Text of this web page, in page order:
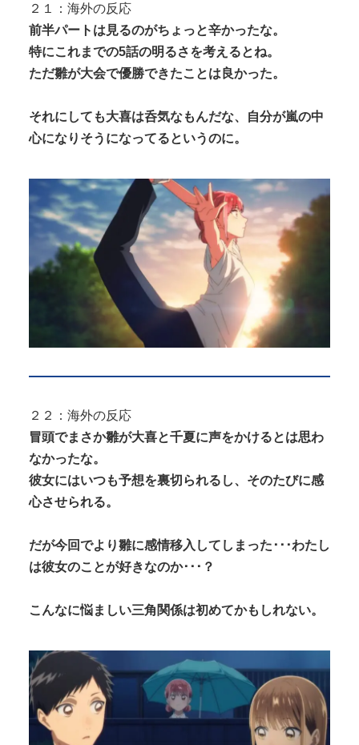
２１：海外の反応
前半パートは見るのがちょっと辛かったな。
特にこれまでの5話の明るさを考えるとね。
ただ雛が大会で優勝できたことは良かった。
それにしても大喜は呑気なもんだな、自分が嵐の中
心になりそうになってるというのに。
２２：海外の反応
冒頭でまさか雛が大喜と千夏に声をかけるとは思わ
なかったな。
彼女にはいつも予想を裏切られるし、そのたびに感
心させられる。
だが今回でより雛に感情移入してしまった･･･わたし
は彼女のことが好きなのか･･･？
こんなに悩ましい三角関係は初めてかもしれない。